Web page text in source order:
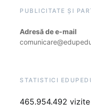
PUBLICITATE ȘI
Adresă de e-mail
STATISTICI
465.954.492 vizite